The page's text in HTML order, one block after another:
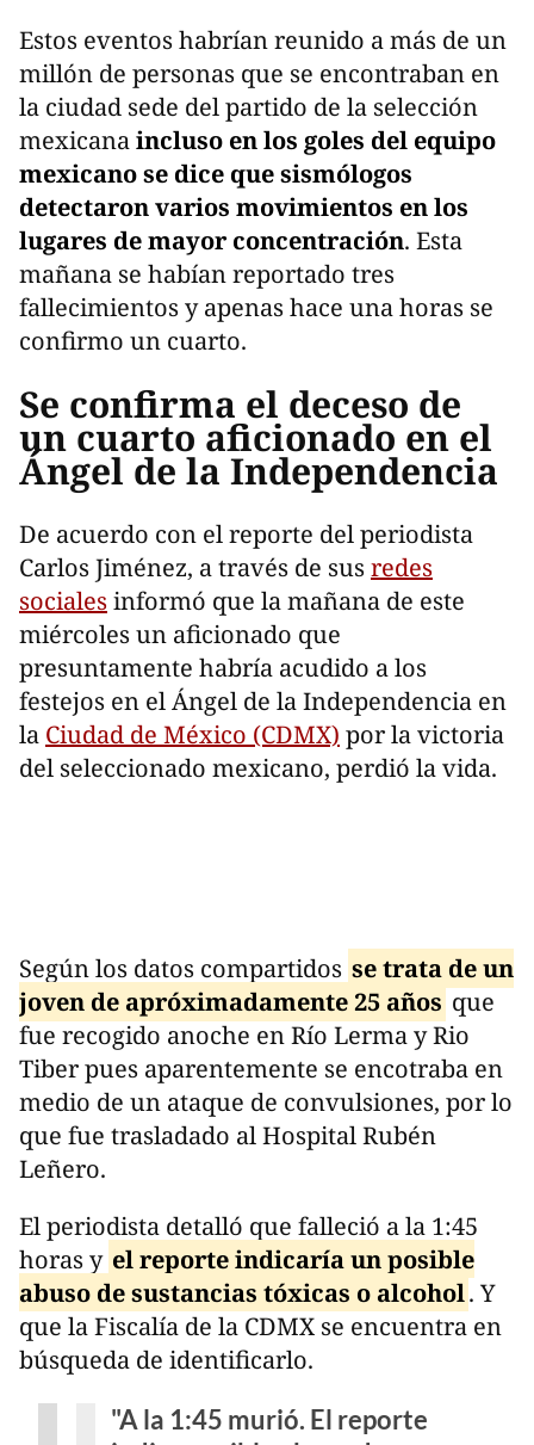
Estos eventos habrían reunido a más de un
millón de personas que se encontraban en
la ciudad sede del partido de la selección
mexicanaincluso en los goles del equipo
mexicano se dice que sismólogos
detectaron varios movimientos en los
lugares de mayor concentración. Esta
mañana se habían reportado tres
fallecimientos y apenas hace una horas se
confirmo un cuarto.
Se confirma el deceso de
un cuarto aficionado en el
Ángel de la Independencia
De acuerdo con el reporte del periodista
Carlos Jiménez, a través de sus redes
sociales informó que la mañana de este
miércoles un aficionado que
presuntamente habría acudido a los
festejos en el Ángel de la Independencia en
la Ciudad de México (CDMX) por la victoria
del seleccionado mexicano, perdió la vida.
Según los datos compartidos se trata de un
joven de apróximadamente 25 años que
fue recogido anoche en Río Lerma y Rio
Tiber pues aparentemente se encotraba en
medio de un ataque de convulsiones, por lo
que fue trasladado al Hospital Rubén
Leñero.
El periodista detalló que falleció a la 1:45
horas y el reporte indicaría un posible
abuso de sustancias tóxicas o alcohol. Y
que la Fiscalía de la CDMX se encuentra en
búsqueda de identificarlo.
"A la 1:45 murió. El reporte